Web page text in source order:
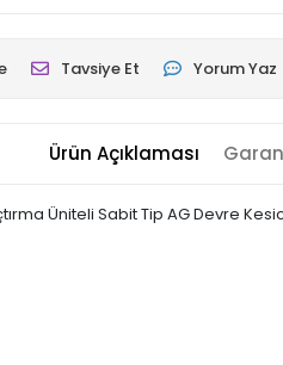
Tavsiye Et Yorum Yaz
Ürün Açıklaması
Üniteli Sabit Tip AG Devre